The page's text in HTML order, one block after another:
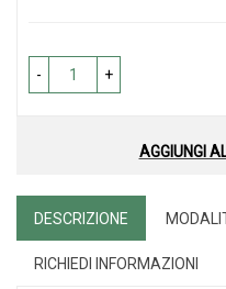
- +
AGGIUNGI
DESCRIZIONE
RICHIEDI INFORMAZIONI